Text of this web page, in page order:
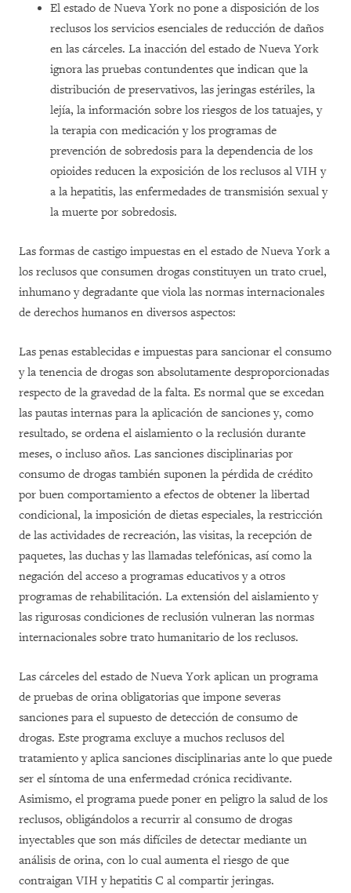
El estado de Nueva York no pone a disposición de los
reclusos los servicios esenciales de reducción de daños
en las cárceles. La inacción del estado de Nueva York
ignora las pruebas contundentes que indican que la
distribución de preservativos, las jeringas estériles, la
lejía, la información sobre los riesgos de los tatuajes, y
la terapia con medicación y los programas de
prevención de sobredosis para la dependencia de los
opioides reducen la exposición de los reclusos al VIH y
a la hepatitis, las enfermedades de transmisión sexual y
la muerte por sobredosis.
Las formas de castigo impuestas en el estado de Nueva York a
los reclusos que consumen drogas constituyen un trato cruel,
inhumano y degradante que viola las normas internacionales
de derechos humanos en diversos aspectos:
Las penas establecidas e impuestas para sancionar el consumo
y la tenencia de drogas son absolutamente desproporcionadas
respecto de la gravedad de la falta. Es normal que se excedan
las pautas internas para la aplicación de sanciones y, como
resultado, se ordena el aislamiento o la reclusión durante
meses, o incluso años. Las sanciones disciplinarias por
consumo de drogas también suponen la pérdida de crédito
por buen comportamiento a efectos de obtener la libertad
condicional, la imposición de dietas especiales, la restricción
de las actividades de recreación, las visitas, la recepción de
paquetes, las duchas y las llamadas telefónicas, así como la
negación del acceso a programas educativos y a otros
programas de rehabilitación. La extensión del aislamiento y
las rigurosas condiciones de reclusión vulneran las normas
internacionales sobre trato humanitario de los reclusos.
Las cárceles del estado de Nueva York aplican un programa
de pruebas de orina obligatorias que impone severas
sanciones para el supuesto de detección de consumo de
drogas. Este programa excluye a muchos reclusos del
tratamiento y aplica sanciones disciplinarias ante lo que puede
ser el síntoma de una enfermedad crónica recidivante.
Asimismo, el programa puede poner en peligro la salud de los
reclusos, obligándolos a recurrir al consumo de drogas
inyectables que son más difíciles de detectar mediante un
análisis de orina, con lo cual aumenta el riesgo de que
contraigan VIH y hepatitis C al compartir jeringas.